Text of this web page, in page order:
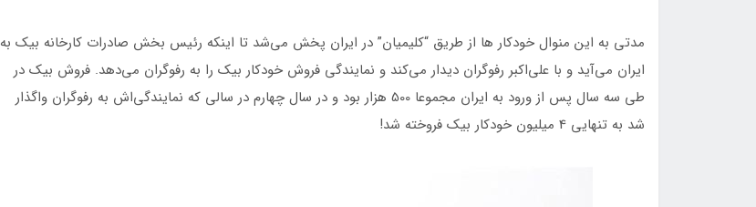
مدتی به این منوال خودکار ها از طریق “کلیمیان” در ایران پخش می‌شد تا اینکه رئیس بخش صادرات کارخانه بیک به
ایران می‌آید و با علی‌اکبر رفوگران دیدار می‌کند و نمایندگی فروش خودکار بیک را به رفوگران می‌دهد. فروش بیک در
طی سه سال پس از ورود به ایران مجموعا 500 هزار بود و در سال چهارم در سالی که نمایندگی‌اش به رفوگران واگذار
شد به تنهایی 4 میلیون خودکار بیک فروخته شد!